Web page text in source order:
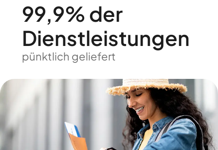
99,9% der
Dienstleistungen
pünktlich geliefert